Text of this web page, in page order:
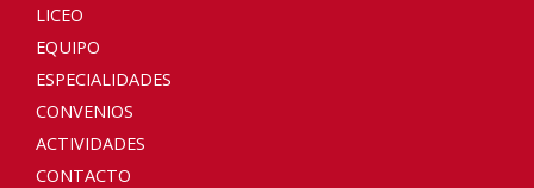
LICEO
EQUIPO
ESPECIALIDADES
CONVENIOS
ACTIVIDADES
CONTACTO